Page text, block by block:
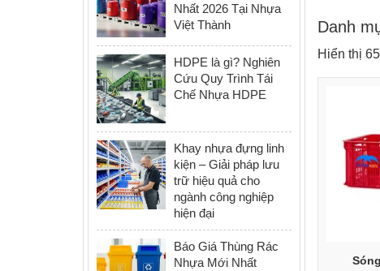
Danh
Hiển thị
Nhất 2026 Tại Nhựa
Việt Thành
HDPE là gì? Nghiên
Cứu Quy Trình Tái
Chế Nhựa HDPE
Khay nhựa đựng linh
kiện – Giải pháp lưu
trữ hiệu quả cho
ngành công nghiệp
hiện đại
Báo Giá Thùng Rác
Nhựa Mới Nhất